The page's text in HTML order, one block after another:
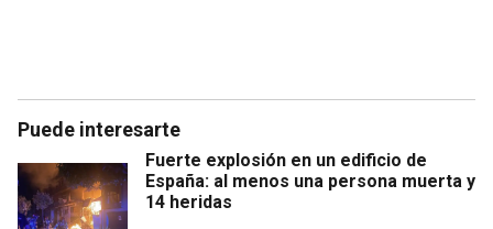
Puede interesarte
Fuerte explosión en un edificio de
España: al menos una persona muerta y
14 heridas